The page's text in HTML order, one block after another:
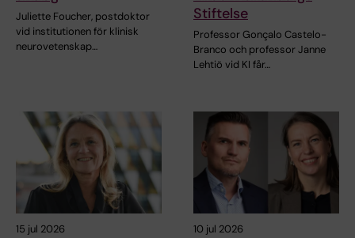
Juliette Foucher, postdoktor
vid institutionen för klinisk
neurovetenskap…
Stiftelse
Professor Gonçalo Castelo-
Branco och professor Janne
Lehtiö vid KI får…
15 jul 2026 10 jul 2026